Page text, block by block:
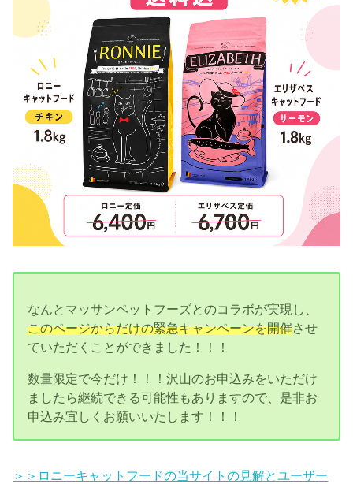
なんとマッサンペットフーズとのコラボが実現し、
このページからだけの緊急キャンペーンを開催させ
ていただくことができました！！！
数量限定で今だけ！！！沢山のお申込みをいただけ
ましたら継続できる可能性もありますので、是非お
申込み宜しくお願いいたします！！！
＞＞ロニーキャットフードの当サイトの見解とユーザー